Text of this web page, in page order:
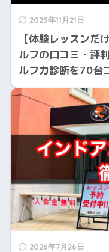
2025年11月21日
【体験レッスンだ
ルフの口コミ・評
ルフ力診断を70台
2026年7月26日